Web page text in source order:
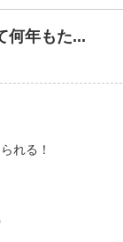
何年もた...
れる！